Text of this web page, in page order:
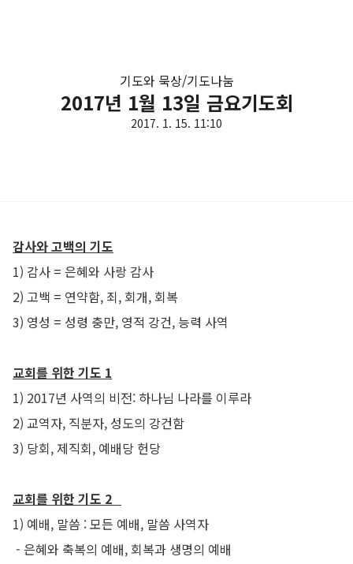
기도와 묵상/기도나눔
2017년 1월 13일 금요기도회
2017. 1. 15. 11:10
감사와 고백의 기도
1) 감사 = 은혜와 사랑 감사
2) 고백 = 연약함, 죄, 회개, 회복
3) 영성 = 성령 충만, 영적 강건, 능력 사역
교회를 위한 기도 1
1) 2017년 사역의 비전: 하나님 나라를 이루라
2) 교역자, 직분자, 성도의 강건함
3) 당회, 제직회, 예배당 헌당
교회를 위한 기도 2
1) 예배, 말씀 : 모든 예배, 말씀 사역자
- 은혜와 축복의 예배, 회복과 생명의 예배